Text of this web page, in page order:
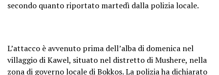
secondo quanto riportato martedì dalla polizia locale.
L’attacco è avvenuto prima dell’alba di domenica nel
villaggio di Kawel, situato nel distretto di Mushere, nella
zona di governo locale di Bokkos. La polizia ha dichiarato